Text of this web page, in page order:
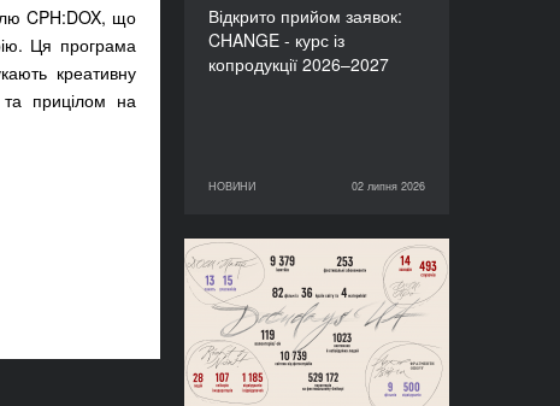
CPH:DOX, що
Ця програма
креативну
та прицілом на
Відкрито прийом заявок:
CHANGE - курс із
копродукції 2026–2027
НОВИНИ 02 липня 2026
НОВИНИ
02 липня 2026
Стійкі прості конструкції:
підсумки Docudays UA-
2026